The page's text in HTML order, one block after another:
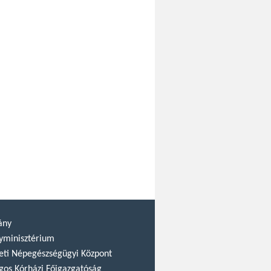
Népegészségügyi Központ